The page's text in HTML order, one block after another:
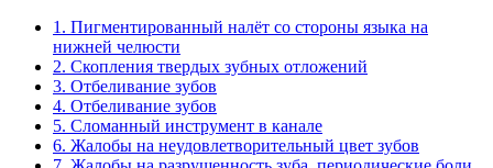
1. Пигментированный налёт со стороны языка на
нижней челюсти
2. Скопления твердых зубных отложений
3. Отбеливание зубов
4. Отбеливание зубов
5. Сломанный инструмент в канале
6. Жалобы на неудовлетворительный цвет зубов